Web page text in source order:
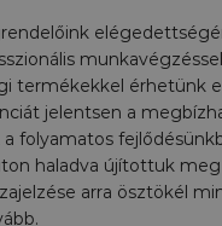
termékekkel érhetünk
jelentsen a
folyamatos
haladva újítottuk
arra ösztökél